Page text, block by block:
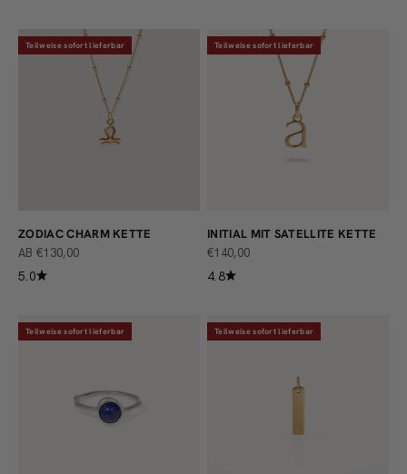
Teilweise sofort lieferbar
ZODIAC CHARM KETTE
ANGEBOT
AB €130,00
5.0
Teilweise sofort lieferbar
INITIAL MIT SATELLITE KETTE
ANGEBOT
€140,00
4.8
Teilweise sofort lieferbar Teilweise sofort lieferbar